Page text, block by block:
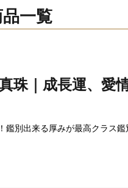
一覧
珠｜成長運、愛
鑑別出来る厚みが最高クラス